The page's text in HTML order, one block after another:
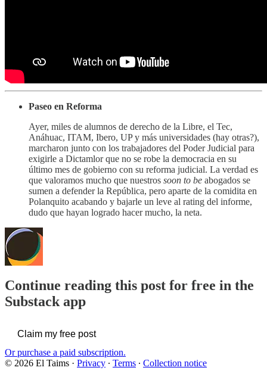
Paseo en Reforma
Ayer, miles de alumnos de derecho de la Libre, el Tec,
Anáhuac, ITAM, Ibero, UP y más universidades (hay otras?),
marcharon junto con los trabajadores del Poder Judicial para
exigirle a Dictamlor que no se robe la democracia en su
último mes de gobierno con su reforma judicial. La verdad es
que valoramos mucho que nuestros soon to be abogados se
sumen a defender la República, pero aparte de la comidita en
Polanquito acabando y bajarle un leve al rating del informe,
dudo que hayan logrado hacer mucho, la neta.
Continue reading this post for free in the
Substack app
Claim my free post
Or purchase a paid subscription.
© 2026 El Taims · Privacy ∙ Terms ∙ Collection notice